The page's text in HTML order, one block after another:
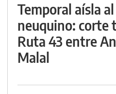
Temporal aísla
neuquino: corte
Ruta 43 entre
Malal